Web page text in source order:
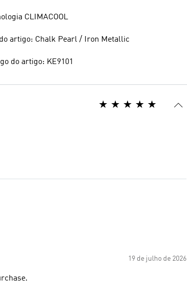
CLIMACOOL
artigo: Chalk Pearl / Iron Metallic
do artigo: KE9101
19 de julho de 2026